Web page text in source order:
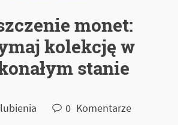
monet:
kolekcję w
stanie
0 Komentarze